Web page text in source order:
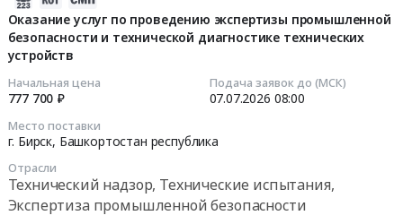
1,
Оказание услуг по проведению экспертизы промышленной
безопасности и технической диагностике технических
устройств
Начальная цена
777 700 ₽
Подача заявок до (МСК)
07.07.2026 08:00
Место поставки
г. Бирск, Башкортостан республика
Отрасли
Технический надзор, Технические испытания,
Экспертиза промышленной безопасности